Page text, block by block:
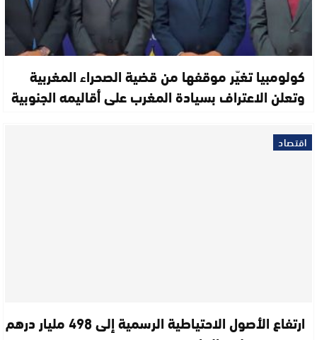
كولومبيا تغيّر موقفها من قضية الصحراء المغربية
وتعلن الاعتراف بسيادة المغرب على أقاليمه الجنوبية
اقتصاد
ارتفاع الأصول الاحتياطية الرسمية إلى 498 مليار درهم